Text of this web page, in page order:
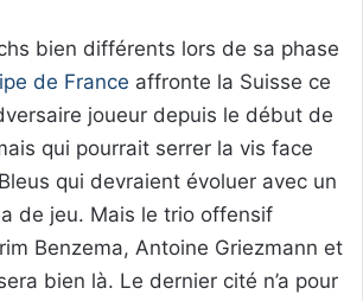
bien différents lors de sa phase
de France affronte la Suisse ce
joueur depuis le début de
qui pourrait serrer la vis face
qui devraient évoluer avec un
de jeu. Mais le trio offensif
Benzema, Antoine Griezmann et
bien là. Le dernier cité n’a pour